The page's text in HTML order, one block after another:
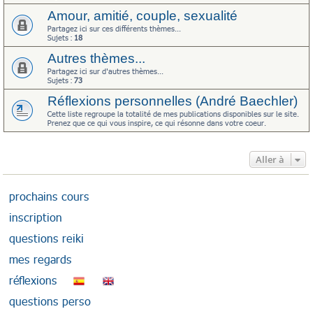
r
Amour, amitié, couple, sexualité
Partagez ici sur ces différents thèmes...
Sujets : 18
Autres thèmes...
Partagez ici sur d'autres thèmes...
Sujets : 73
Réflexions personnelles (André Baechler)
Cette liste regroupe la totalité de mes publications disponibles sur le site.
Prenez que ce qui vous inspire, ce qui résonne dans votre coeur.
Aller à
prochains cours
inscription
questions reiki
mes regards
réflexions
questions perso